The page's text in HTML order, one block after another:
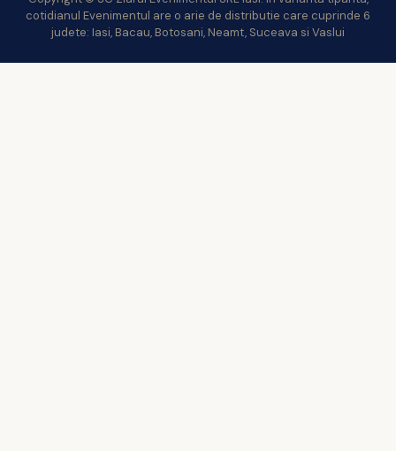
cotidianul Evenimentul are o arie de distributie care cuprinde 6
judete: Iasi, Bacau, Botosani, Neamt, Suceava si Vaslui